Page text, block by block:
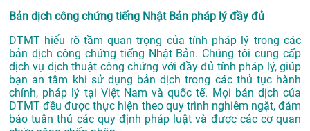
Bản dịch công chứng tiếng Nhật Bản pháp lý đầy đủ
DTMT hiểu rõ tầm quan trọng của tính pháp lý trong các
bản dịch công chứng tiếng Nhật Bản. Chúng tôi cung cấp
dịch vụ dịch thuật công chứng với đầy đủ tính pháp lý, giúp
bạn an tâm khi sử dụng bản dịch trong các thủ tục hành
chính, pháp lý tại Việt Nam và quốc tế. Mọi bản dịch của
DTMT đều được thực hiện theo quy trình nghiêm ngặt, đảm
bảo tuân thủ các quy định pháp luật và được các cơ quan